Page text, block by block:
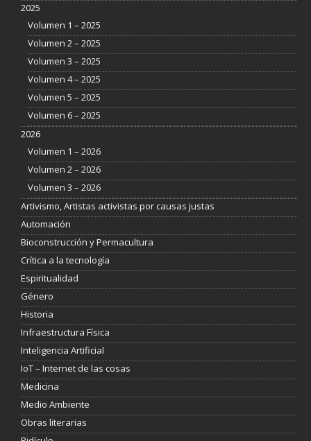
2025
Volumen 1 – 2025
Volumen 2 – 2025
Volumen 3 – 2025
Volumen 4 – 2025
Volumen 5 – 2025
Volumen 6 – 2025
2026
Volumen 1 – 2026
Volumen 2 – 2026
Volumen 3 – 2026
Artivismo, Artistas activistas por causas justas
Automación
Bioconstrucción y Permacultura
Crítica a la tecnología
Espiritualidad
Género
Historia
Infraestructura Física
Inteligencia Artificial
IoT – Internet de las cosas
Medicina
Medio Ambiente
Obras literarias